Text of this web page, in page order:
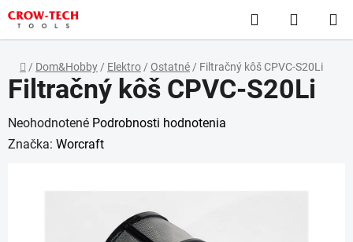
Prejsť
na
obsah
Hľadať
KOŠÍK
Domov
/ Dom&Hobby / Elektro / Ostatné / Filtračný kôš CPVC-S20Li
Filtračný kôš CPVC-S20Li
Priemerné
hodnotenie
Neohodnotené Podrobnosti hodnotenia
Značka: Worcraft